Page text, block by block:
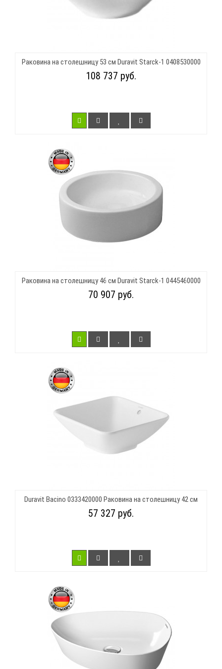
Раковина на столешницу 53 см Duravit Starck-1 0408530000
108 737 руб.
Раковина на столешницу 46 см Duravit Starck-1 0445460000
70 907 руб.
Duravit Bacino 0333420000 Раковина на столешницу 42 см
57 327 руб.